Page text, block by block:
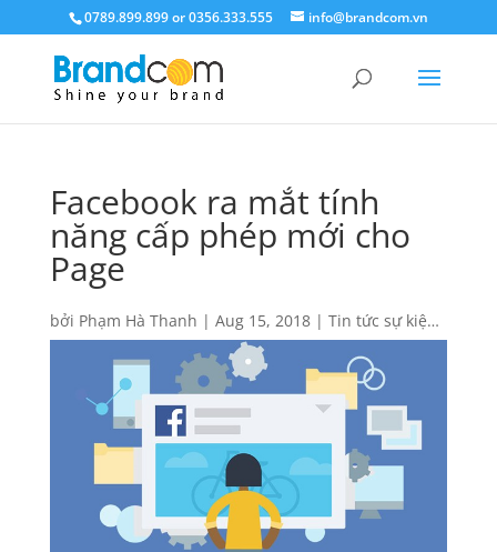
0789.899.899 or 0356.333.555 info@brandcom.vn
Facebook ra mắt tính
năng cấp phép mới cho
Page
bởi Phạm Hà Thanh | Aug 15, 2018| Tin tức sự kiện
mới